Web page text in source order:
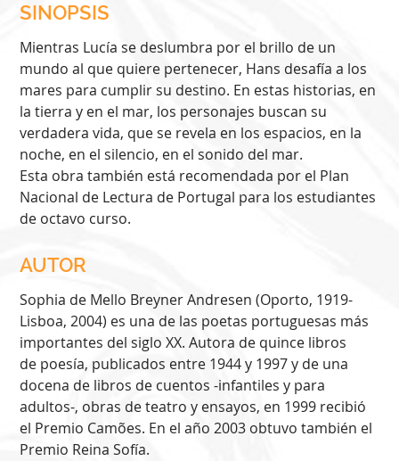
SINOPSIS
Mientras Lucía se deslumbra por el brillo de un
mundo al que quiere pertenecer, Hans desafía a los
mares para cumplir su destino. En estas historias, en
la tierra y en el mar, los personajes buscan su
verdadera vida, que se revela en los espacios, en la
noche, en el silencio, en el sonido del mar.
Esta obra también está recomendada por el Plan
Nacional de Lectura de Portugal para los estudiantes
de octavo curso.
AUTOR
Sophia de Mello Breyner Andresen (Oporto, 1919-
Lisboa, 2004) es una de las poetas portuguesas más
importantes del siglo XX. Autora de quince libros
de poesía, publicados entre 1944 y 1997 y de una
docena de libros de cuentos -infantiles y para
adultos-, obras de teatro y ensayos, en 1999 recibió
el Premio Camões. En el año 2003 obtuvo también el
Premio Reina Sofía.